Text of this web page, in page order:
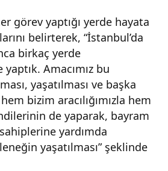
görev yaptığı yerde hayata
belirterek, “İstanbul’da
birkaç yerde
Amacımız bu
yaşatılması ve başka
bizim aracılığımızla hem
de yaparak, bayram
yardımda
yaşatılması” şeklinde